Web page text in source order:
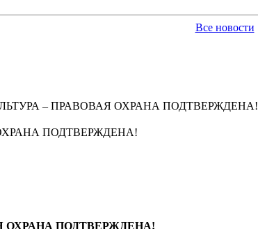
Все новости
– ПРАВОВАЯ ОХРАНА ПОДТВЕРЖДЕНА!
ПОДТВЕРЖДЕНА!
ОХРАНА ПОДТВЕРЖДЕНА!